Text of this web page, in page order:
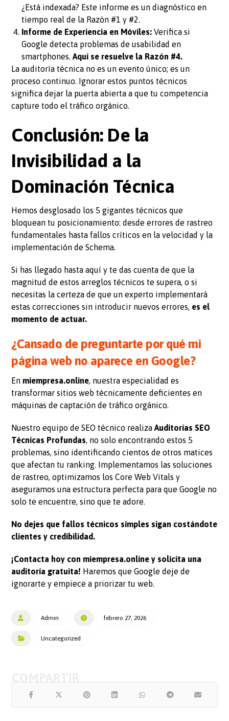
¿Está indexada? Este informe es un diagnóstico en
tiempo real de la Razón #1 y #2.
Informe de Experiencia en Móviles: Verifica si
Google detecta problemas de usabilidad en
smartphones.Aquí se resuelve la Razón #4.
La auditoría técnica no es un evento único; es un
proceso continuo. Ignorar estos puntos técnicos
significa dejar la puerta abierta a que tu competencia
capture todo el tráfico orgánico.
Conclusión: De la
Invisibilidad a la
Dominación Técnica
Hemos desglosado los 5 gigantes técnicos que
bloquean tu posicionamiento: desde errores de rastreo
fundamentales hasta fallos críticos en la velocidad y la
implementación de Schema.
Si has llegado hasta aquí y te das cuenta de que la
magnitud de estos arreglos técnicos te supera, o si
necesitas la certeza de que un experto implementará
estas correcciones sin introducir nuevos errores, es el
momento de actuar.
¿Cansado de preguntarte por qué mi
página web no aparece en Google?
En miempresa.online, nuestra especialidad es
transformar sitios web técnicamente deficientes en
máquinas de captación de tráfico orgánico.
Nuestro equipo de SEO técnico realizaAuditorías SEO
Técnicas Profundas, no solo encontrando estos 5
problemas, sino identificando cientos de otros matices
que afectan tu ranking. Implementamos las soluciones
de rastreo, optimizamos los Core Web Vitals y
aseguramos una estructura perfecta para que Google no
solo te encuentre, sino que te adore.
No dejes que fallos técnicos simples sigan costándote
clientes y credibilidad.
¡Contacta hoy con miempresa.online y solicita una
auditoría gratuita! Haremos que Google deje de
ignorarte y empiece a priorizar tu web.
Admin febrero 27, 2026
Uncategorized